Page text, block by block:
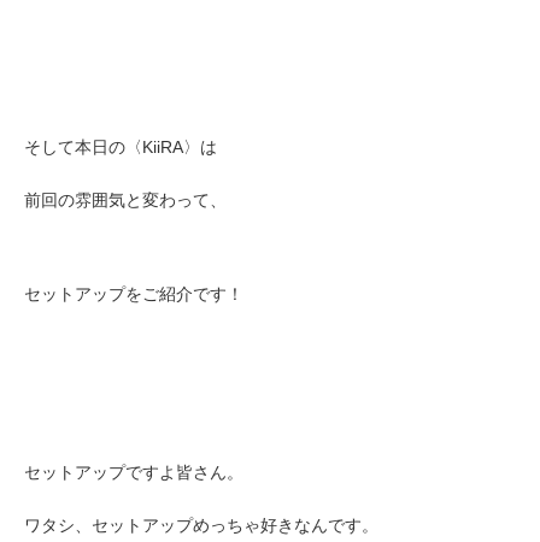
そして本日の〈KiiRA〉は
前回の雰囲気と変わって、
セットアップをご紹介です！
セットアップですよ皆さん。
ワタシ、セットアップめっちゃ好きなんです。